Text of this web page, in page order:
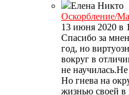
Елена Никто
Оскорбление/
13 июня 2020 в
Спасибо за
год, но
вокруг в
не
Но гнева на
жизнью своей в